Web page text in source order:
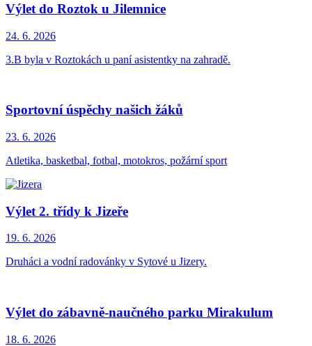
Výlet do Roztok u Jilemnice
24. 6. 2026
3.B byla v Roztokách u paní asistentky na zahradě.
Sportovní úspěchy našich žáků
23. 6. 2026
Atletika, basketbal, fotbal, motokros, požární sport
Výlet 2. třídy k Jizeře
19. 6. 2026
Druháci a vodní radovánky v Sytové u Jizery.
Výlet do zábavně-naučného parku Mirakulum
18. 6. 2026